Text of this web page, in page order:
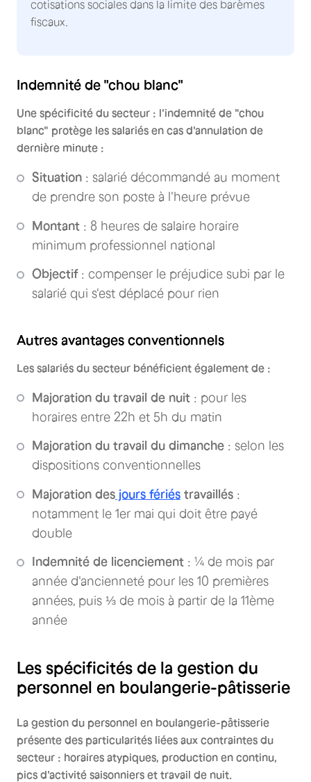
cotisations sociales dans la limite des barèmes
fiscaux.
Indemnité de "chou blanc"
Une spécificité du secteur : l'indemnité de "chou
blanc" protège les salariés en cas d'annulation de
dernière minute :
Situation : salarié décommandé au moment
de prendre son poste à l'heure prévue
Montant : 8 heures de salaire horaire
minimum professionnel national
Objectif: compenser le préjudice subi par le
salarié qui s'est déplacé pour rien
Autres avantages conventionnels
Les salariés du secteur bénéficient également de :
Majoration du travail de nuit : pour les
horaires entre 22h et 5h du matin
Majoration du travail du dimanche : selon les
dispositions conventionnelles
Majoration des jours fériés travaillés :
notamment le 1er mai qui doit être payé
double
Indemnité de licenciement : ¼ de mois par
année d'ancienneté pour les 10 premières
années, puis ⅓ de mois à partir de la 11ème
année
Les spécificités de la gestion du
personnel en boulangerie-pâtisserie
La gestion du personnel en boulangerie-pâtisserie
présente des particularités liées aux contraintes du
secteur : horaires atypiques, production en continu,
pics d'activité saisonniers et travail de nuit.